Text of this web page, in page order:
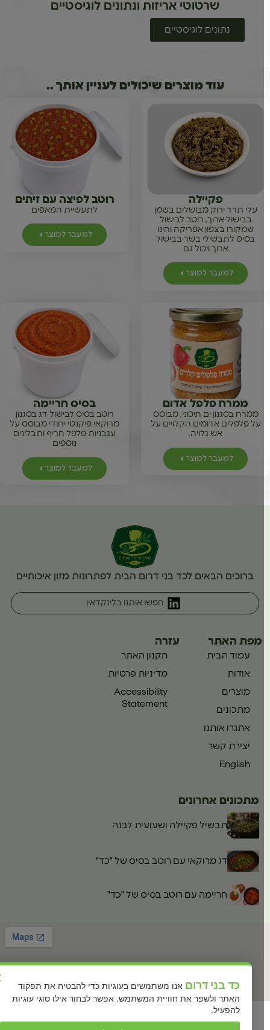
שרטוטי אריזות ונתונים לוגיסטיים
נתונים לוגיסטיים
עוד מוצרים שיכולים לעניין אותך ..
פקיילה
עלי תרד ירוק מבושלים בשמן
בבישול ארוך, רוטב לבישול
שמקורו בצפון אפריקה והינו
בסיס לתבשילי בשר בבישול
ארוך ויכול גם
למעבר למוצר
רוטב לפיצה עם זיתים
לתעשיית המאפים
למעבר למוצר
ממרח פלפל אדום
ממרח בסגנון ים תיכוני, מבוסס
על פלפלים אדומים הקלויים על
אש גלויה.
למעבר למוצר
בסיס חריימה
רוטב בסיס לבישול דג בסגנון
מרוקאי פיקנטי יחודי מבוסס על
עגבניות פלפל חריף ותבלינים
נוספים
למעבר למוצר
ברוכים הבאים לכד בני דרום הבית לפתרונות מזון איכותיים
חפשו אותנו בלינקדאין
מפת האתר
עמוד הבית
אודות
מוצרים
מתכונים
אתגרו אותנו
יצירת קשר
English
עזרה
תקנון האתר
מדיניות פרטיות
Accessibility
Statement
מתכונים אחרונים
תבשיל פקיילה ושעועית לבנה
דג מרוקאי עם רוטב בסיס של "כד"
חריימה עם רוטב בסיס של "כד"
כל הזכויות שמורות לכד משפחה של טעמים Ⓒ2026
כד בני דרוםאנו משתמשים בעוגיות כדי להבטיח את תפקוד
האתר ולשפר את חוויית המשתמש. אפשר לבחור אילו סוגי עוגיות
להפעיל.